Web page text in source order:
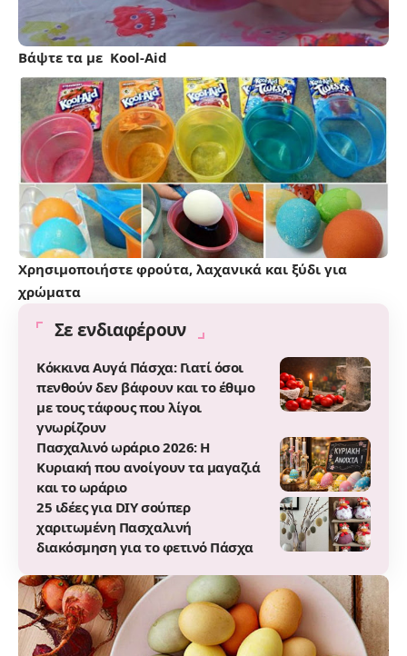
Βάψτε τα με Kool-Aid
Χρησιμοποιήστε φρούτα, λαχανικά και ξύδι για
χρώματα
Σε ενδιαφέρουν
Κόκκινα Αυγά Πάσχα: Γιατί όσοι
πενθούν δεν βάφουν και το έθιμο
με τους τάφους που λίγοι
γνωρίζουν
Πασχαλινό ωράριο 2026: Η
Κυριακή που ανοίγουν τα μαγαζιά
και το ωράριο
25 ιδέες για DIY σούπερ
χαριτωμένη Πασχαλινή
διακόσμηση για το φετινό Πάσχα